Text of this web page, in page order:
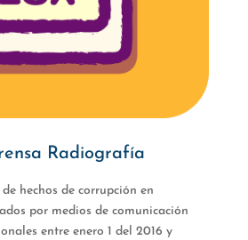
Radiografía
hechos de corrupción en
por medios de comunicación
entre enero 1 del 2016 y